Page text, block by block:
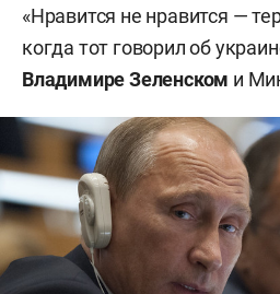
«Нравится не нравится —
когда тот говорил об
Владимире Зеленском и